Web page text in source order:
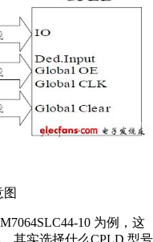
10 为例，这
其实选择什么CPLD 型号